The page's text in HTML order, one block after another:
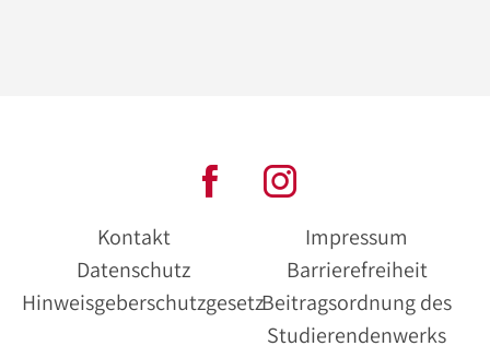
Kontakt
Impressum
Datenschutz
Barrierefreiheit
HinweisgeberschutzgesetzBeitragsordnung des
Studierendenwerks